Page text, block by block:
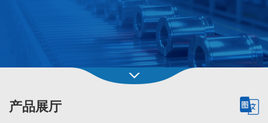
产品展厅